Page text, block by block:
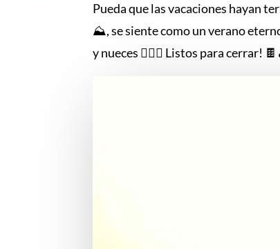
Pueda que las vacaciones hayan
⛰, se siente como un verano
y nueces 🙋🏻‍♀️ Listos para cerrar!